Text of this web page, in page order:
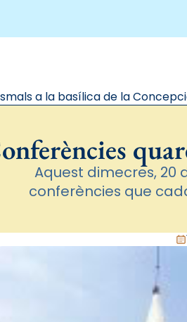
a la basílica de la
Aquest dimecres, 20
conferències que